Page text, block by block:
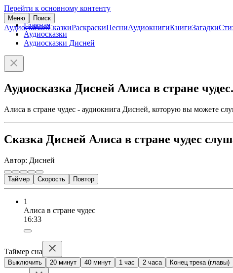
Перейти к основному контенту
Меню Поиск
АудиосказкиСказкиРаскраскиПесниАудиокнигиКнигиЗагадки
Главная
Аудиосказки
Аудиосказки Дисней
Аудиосказка Дисней Алиса в стране
Алиса в стране чудес - аудиокнига Дисней, которую вы можете
Сказка Дисней Алиса в стране чудес
Автор: Дисней
Таймер Скорость Повтор
1
Алиса в стране чудес
16:33
Таймер сна
Выключить 20 минут 40 минут 1 час 2 часа Конец трека (главы)